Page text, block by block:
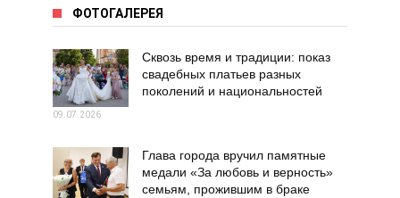
ФОТОГАЛЕРЕЯ
Сквозь время и традиции: показ
свадебных платьев разных
поколений и национальностей
09.07.2026
Глава города вручил памятные
медали «За любовь и верность»
семьям, прожившим в браке